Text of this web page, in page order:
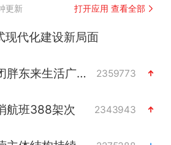
更新 打开应用 查看全部
现代化建设新局面
于东来回应关闭胖东来生活广场店 2359773
航班388架次 2343943